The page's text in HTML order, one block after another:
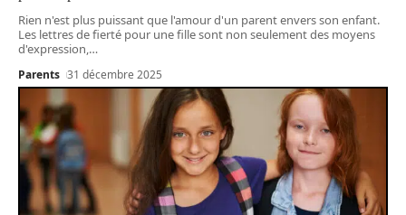
Rien n'est plus puissant que l'amour d'un parent envers son enfant.
Les lettres de fierté pour une fille sont non seulement des moyens
d'expression,…
Parents 31 décembre 2025